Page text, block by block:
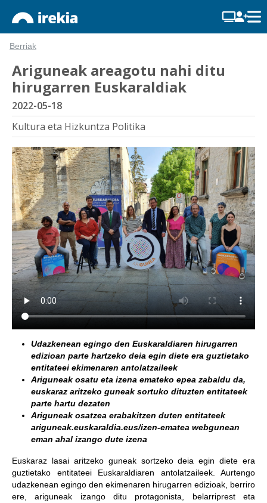
Berriak
Ariguneak areagotu nahi ditu
hirugarren Euskaraldiak
2022-05-18
Kultura eta Hizkuntza Politika
Udazkenean egingo den Euskaraldiaren hirugarren
edizioan parte hartzeko deia egin diete era guztietako
entitateei ekimenaren antolatzaileek
Ariguneak osatu eta izena emateko epea zabaldu da,
euskaraz aritzeko guneak sortuko dituzten entitateek
parte hartu dezaten
Ariguneak osatzea erabakitzen duten entitateek
ariguneak.euskaraldia.eus/izen-ematea webgunean
eman ahal izango dute izena
Euskaraz lasai aritzeko guneak sortzeko deia egin diete era
guztietako entitateei Euskaraldiaren antolatzaileek. Aurtengo
udazkenean egingo den ekimenaren hirugarren edizioak, berriro
ere, ariguneak izango ditu protagonista, belarriprest eta